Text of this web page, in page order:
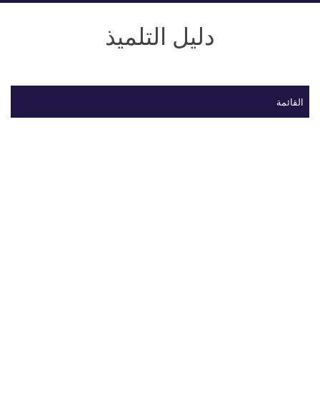
دليل التلميذ
القائمة